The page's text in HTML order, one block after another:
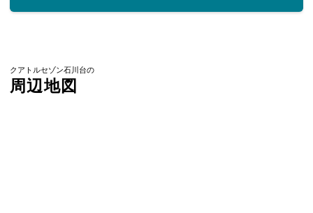
クアトルセゾン石川台の
周辺地図